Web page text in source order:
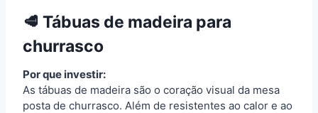
🥩 Tábuas de madeira para
churrasco
Por que investir:
As tábuas de madeira são o coração visual da mesa
posta de churrasco. Além de resistentes ao calor e ao